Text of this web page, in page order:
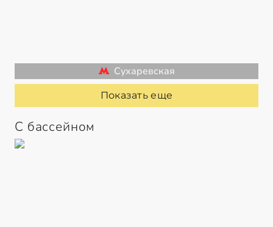
Сухаревская
Показать еще
С бассейном